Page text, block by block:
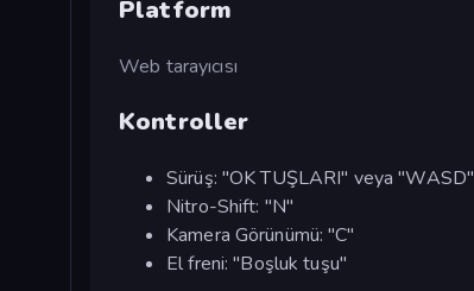
Platform
Web tarayıcısı
Kontroller
Sürüş: "OK TUŞLARI" veya "WASD"
Nitro-Shift: "N"
Kamera Görünümü: "C"
El freni: "Boşluk tuşu"